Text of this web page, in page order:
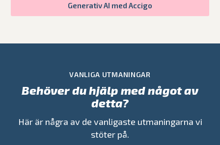
Generativ AI med Accigo
VANLIGA UTMANINGAR
Behöver du hjälp med något av
detta?
Här är några av de vanligaste utmaningarna vi
stöter på.